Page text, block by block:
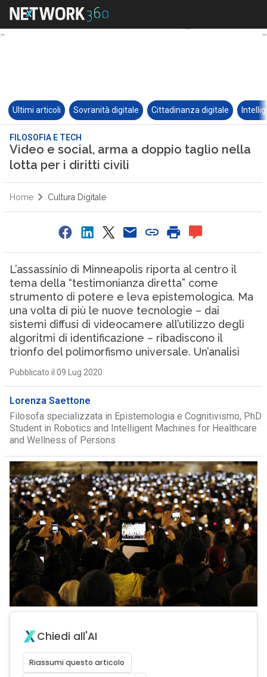
Ultimi articoli Sovranità digitale Cittadinanza digitale
FILOSOFIA E TECH
Video e social, arma a doppio taglio nella
lotta per i diritti civili
Home Cultura Digitale
L’assassinio di Minneapolis riporta al centro il
tema della “testimonianza diretta” come
strumento di potere e leva epistemologica. Ma
una volta di più le nuove tecnologie – dai
sistemi diffusi di videocamere all’utilizzo degli
algoritmi di identificazione – ribadiscono il
trionfo del polimorfismo universale. Un’analisi
Pubblicato il 09 Lug 2020
Lorenza Saettone
Filosofa specializzata in Epistemologia e Cognitivismo, PhD
Student in Robotics and Intelligent Machines for Healthcare
and Wellness of Persons
Chiedi all'AI
Riassumi questo articolo